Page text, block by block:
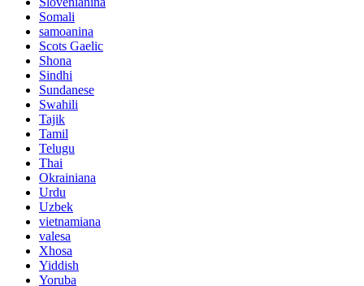
Somali
samoanina
Scots Gaelic
Shona
Sindhi
Sundanese
Swahili
Tajik
Tamil
Telugu
Thai
Okrainiana
Urdu
Uzbek
vietnamiana
valesa
Xhosa
Yiddish
Yoruba